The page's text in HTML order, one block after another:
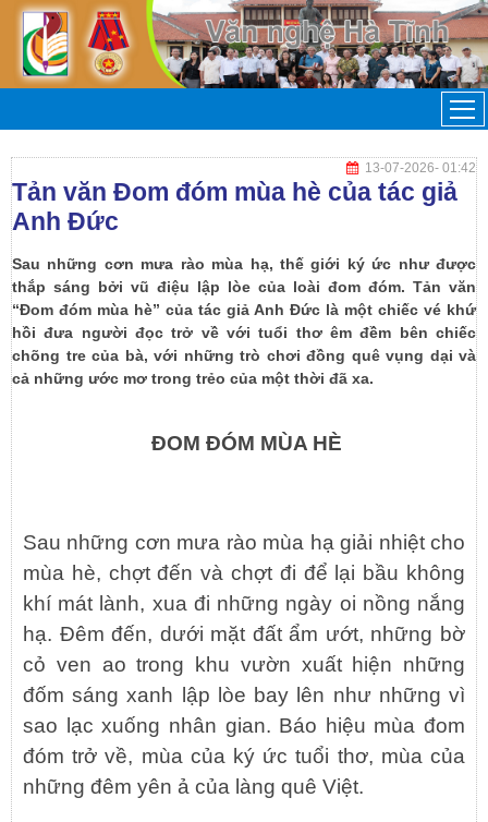
13-07-2026- 01:42
Tản văn Đom đóm mùa hè của tác giả
Anh Đức
Sau những cơn mưa rào mùa hạ, thế giới ký ức như được
thắp sáng bởi vũ điệu lập lòe của loài đom đóm. Tản văn
“Đom đóm mùa hè” của tác giả Anh Đức là một chiếc vé khứ
hồi đưa người đọc trở về với tuổi thơ êm đềm bên chiếc
chõng tre của bà, với những trò chơi đồng quê vụng dại và
cả những ước mơ trong trẻo của một thời đã xa.
ĐOM ĐÓM MÙA HÈ
Sau những cơn mưa rào mùa hạ giải nhiệt cho
mùa hè, chợt đến và chợt đi để lại bầu không
khí mát lành, xua đi những ngày oi nồng nắng
hạ. Đêm đến, dưới mặt đất ẩm ướt, những bờ
cỏ ven ao trong khu vườn xuất hiện những
đốm sáng xanh lập lòe bay lên như những vì
sao lạc xuống nhân gian. Báo hiệu mùa đom
đóm trở về, mùa của ký ức tuổi thơ, mùa của
những đêm yên ả của làng quê Việt.